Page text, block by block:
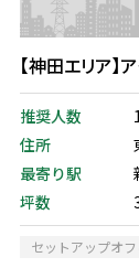
【神田エリア】
推奨人数
住所
最寄り駅
坪数
セットアップオフ